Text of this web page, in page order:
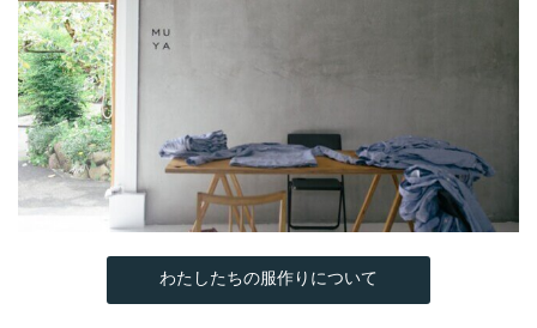
わたしたちの服作りについて